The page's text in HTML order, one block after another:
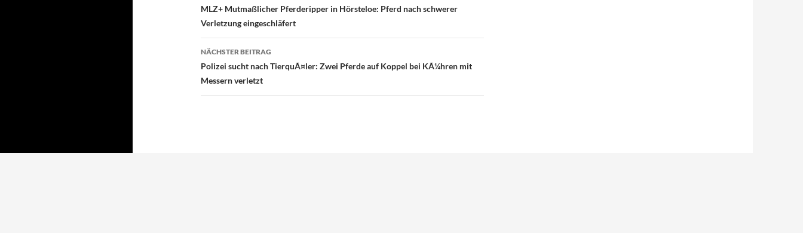
MLZ+ Mutmaßlicher Pferderipper in Hörsteloe: Pferd nach schwerer
Verletzung eingeschläfert
NÄCHSTER BEITRAG
Polizei sucht nach TierquÃ¤ler: Zwei Pferde auf Koppel bei KÃ¼hren mit
Messern verletzt